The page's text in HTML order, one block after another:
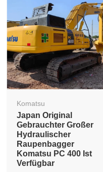
Komatsu
Japan Original
Gebrauchter Großer
Hydraulischer
Raupenbagger
Komatsu PC 400 Ist
Verfügbar